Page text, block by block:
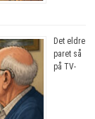
Det eldre
paret så
på TV-